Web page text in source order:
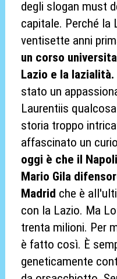
degli slogan must
capitale. Perché la
ventisette anni
un corso
Lazio e la lazialità.
stato un
Laurentiis
storia troppo
affascinato un
oggi è che il
Mario Gila
Madrid che è
con la Lazio. Ma
trenta milioni. Per
è fatto così. È
geneticamente